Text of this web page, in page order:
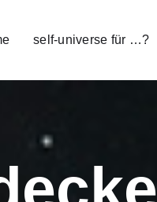
self-universe für …?